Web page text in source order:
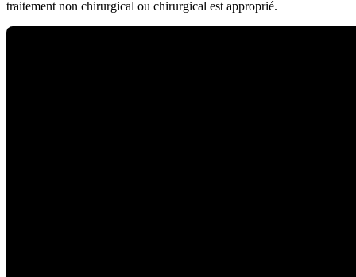
traitement non chirurgical ou chirurgical est approprié.